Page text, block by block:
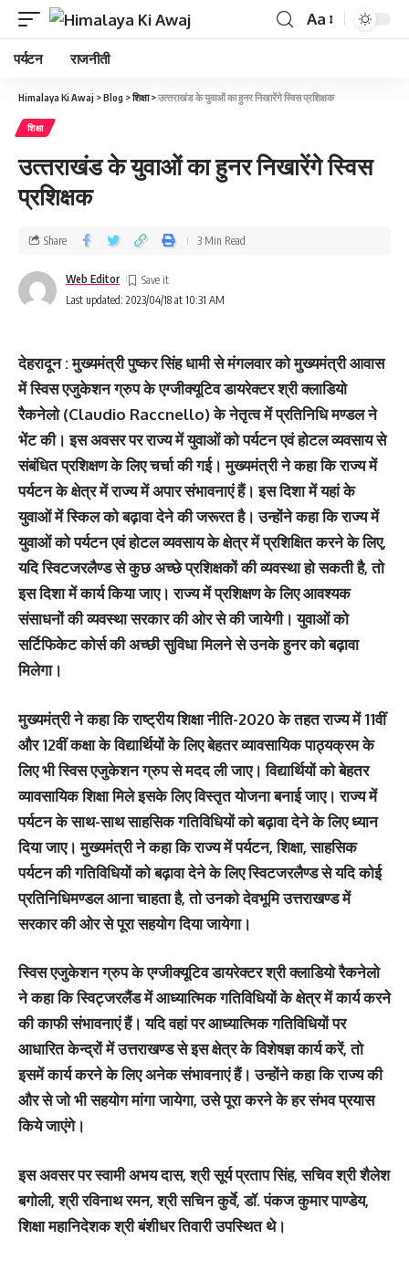
Aa
पर्यटन राजनीती
Himalaya Ki Awaj >Blog >शिक्षा>उत्‍तराखंड के युवाओं का हुनर निखारेंगे स्विस प्रशिक्षक
शिक्षा
उत्‍तराखंड के युवाओं का हुनर निखारेंगे स्विस
प्रशिक्षक
Last updated: 2023/04/18 at 10:31 AM
Web Editor
Share 3 Min Read
देहरादून : मुख्यमंत्री पुष्कर सिंह धामी से मंगलवार को मुख्यमंत्री आवास
में स्विस एजुकेशन ग्रुप के एग्जीक्यूटिव डायरेक्टर श्री क्लाडियो
रैकनेलो (Claudio Raccnello) के नेतृत्व में प्रतिनिधि मण्डल ने
भेंट की। इस अवसर पर राज्य में युवाओं को पर्यटन एवं होटल व्यवसाय से
संबंधित प्रशिक्षण के लिए चर्चा की गई। मुख्यमंत्री ने कहा कि राज्य में
पर्यटन के क्षेत्र में राज्य में अपार संभावनाएं हैं। इस दिशा में यहां के
युवाओं में स्किल को बढ़ावा देने की जरूरत है। उन्होंने कहा कि राज्य में
युवाओं को पर्यटन एवं होटल व्यवसाय के क्षेत्र में प्रशिक्षित करने के लिए,
यदि स्विटजरलैण्ड से कुछ अच्छे प्रशिक्षकों की व्यवस्था हो सकती है, तो
इस दिशा में कार्य किया जाए। राज्य में प्रशिक्षण के लिए आवश्यक
संसाधनों की व्यवस्था सरकार की ओर से की जायेगी। युवाओं को
सर्टिफिकेट कोर्स की अच्छी सुविधा मिलने से उनके हुनर को बढ़ावा
मिलेगा।
मुख्यमंत्री ने कहा कि राष्ट्रीय शिक्षा नीति-2020 के तहत राज्य में 11वीं
और 12वीं कक्षा के विद्यार्थियों के लिए बेहतर व्यावसायिक पाठ्यक्रम के
लिए भी स्विस एजुकेशन ग्रुप से मदद ली जाए। विद्यार्थियों को बेहतर
व्यावसायिक शिक्षा मिले इसके लिए विस्तृत योजना बनाई जाए। राज्य में
पर्यटन के साथ-साथ साहसिक गतिविधियों को बढ़ावा देने के लिए ध्यान
दिया जाए। मुख्यमंत्री ने कहा कि राज्य में पर्यटन, शिक्षा, साहसिक
पर्यटन की गतिविधियों को बढ़ावा देने के लिए स्विटजरलैण्ड से यदि कोई
प्रतिनिधिमण्डल आना चाहता है, तो उनको देवभूमि उत्तराखण्ड में
सरकार की ओर से पूरा सहयोग दिया जायेगा।
स्विस एजुकेशन ग्रुप के एग्जीक्यूटिव डायरेक्टर श्री क्लाडियो रैकनेलो
ने कहा कि स्विट्जरलैंड में आध्यात्मिक गतिविधियों के क्षेत्र में कार्य करने
की काफी संभावनाएं हैं। यदि वहां पर आध्यात्मिक गतिविधियों पर
आधारित केन्द्रों में उत्तराखण्ड से इस क्षेत्र के विशेषज्ञ कार्य करें, तो
इसमें कार्य करने के लिए अनेक संभावनाएं हैं। उन्होंने कहा कि राज्य की
और से जो भी सहयोग मांगा जायेगा, उसे पूरा करने के हर संभव प्रयास
किये जाएंगे।
इस अवसर पर स्वामी अभय दास, श्री सूर्य प्रताप सिंह, सचिव श्री शैलेश
बगोली, श्री रविनाथ रमन, श्री सचिन कुर्वे, डॉ. पंकज कुमार पाण्डेय,
शिक्षा महानिदेशक श्री बंशीधर तिवारी उपस्थित थे।